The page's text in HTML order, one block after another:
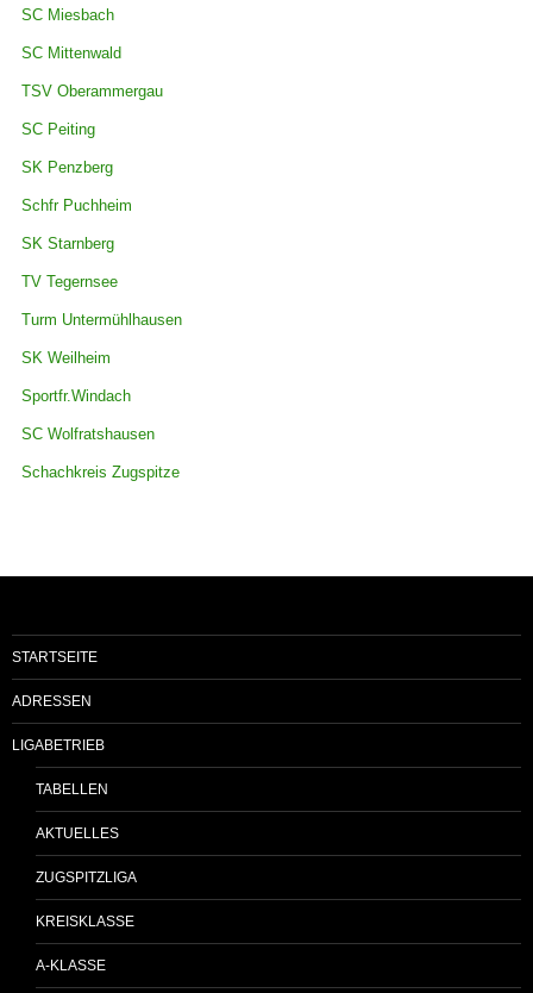
SC Miesbach
SC Mittenwald
TSV Oberammergau
SC Peiting
SK Penzberg
Schfr Puchheim
SK Starnberg
TV Tegernsee
Turm Untermühlhausen
SK Weilheim
Sportfr.Windach
SC Wolfratshausen
Schachkreis Zugspitze
STARTSEITE
ADRESSEN
LIGABETRIEB
TABELLEN
AKTUELLES
ZUGSPITZLIGA
KREISKLASSE
A-KLASSE